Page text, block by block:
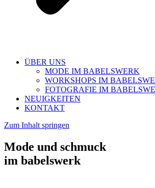
ÜBER UNS
MODE IM BABELSWERK
WORKSHOPS IM
FOTOGRAFIE IM
NEUIGKEITEN
KONTAKT
Zum Inhalt springen
Mode und schmuck
im babelswerk